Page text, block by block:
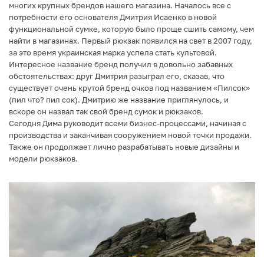
многих крупных брендов нашего магазина. Началось все с
потребности его основателя Дмитрия Исаенко в новой
функциональной сумке, которую было проще сшить самому, чем
найти в магазинах. Первый рюкзак появился на свет в 2007 году,
за это время украинская марка успела стать культовой.
Интересное название бренд получил в довольно забавных
обстоятельствах: друг Дмитрия разыграл его, сказав, что
существует очень крутой бренд очков под названием «Пилсок»
(пил что? пил сок). Дмитрию же название приглянулось, и
вскоре он назвал так свой бренд сумок и рюкзаков.
Сегодня Дима руководит всеми бизнес-процессами, начиная с
производства и заканчивая сооружением новой точки продажи.
Также он продолжает лично разрабатывать новые дизайны и
модели рюкзаков.